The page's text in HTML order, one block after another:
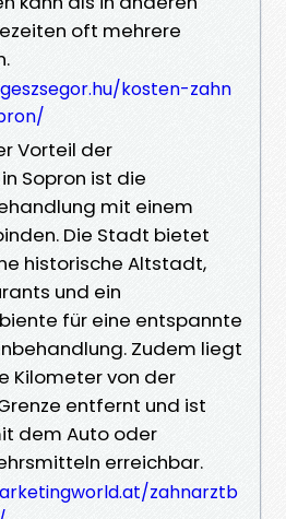
oft mehrere
kosten-zahn
Vorteil der
Sopron ist die
mit einem
Die Stadt bietet
historische Altstadt,
und ein
für eine entspannte
Zudem liegt
Kilometer von der
entfernt und ist
dem Auto oder
erreichbar.
zahnarztb